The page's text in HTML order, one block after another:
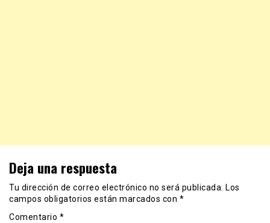
Deja una respuesta
Tu dirección de correo electrónico no será publicada.
Los
campos obligatorios están marcados con *
Comentario *